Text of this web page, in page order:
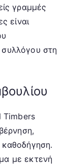
γραμμές
είναι
στη
Timbers
καθοδήγηση.
με εκτενή